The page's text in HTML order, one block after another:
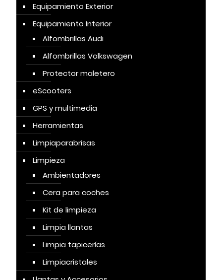
Equipamiento Exterior
Equipamiento Interior
Alfombrillas Audi
Alfombrillas Volkswagen
Protector maletero
eScooters
GPS y multimedia
Herramientas
Limpiaparabrisas
Limpieza
Ambientadores
Cera para coches
Kit de limpieza
Limpia llantas
Limpia tapicerías
Limpiacristales